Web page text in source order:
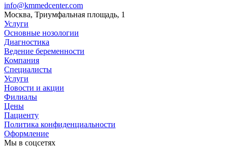
info@kmmedcenter.com
Москва, Триумфальная площадь, 1
Услуги
Основные нозологии
Диагностика
Ведение беременности
Компания
Специалисты
Услуги
Новости и акции
Филиалы
Цены
Пациенту
Политика конфиденциальности
Оформление
Мы в соцсетях